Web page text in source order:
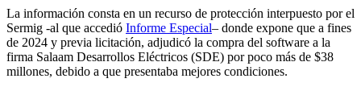
La información consta en un recurso de protección interpuesto por el
Sermig -al que accedió Informe Especial– donde expone que a fines
de 2024 y previa licitación, adjudicó la compra del software a la
firma Salaam Desarrollos Eléctricos (SDE) por poco más de $38
millones, debido a que presentaba mejores condiciones.